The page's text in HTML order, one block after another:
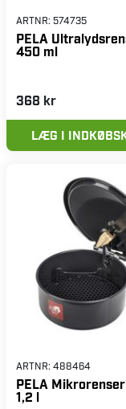
ARTNR: 574735
PELA
450 ml
368 kr
LÆG I
ARTNR: 488464
PELA
1,2 l